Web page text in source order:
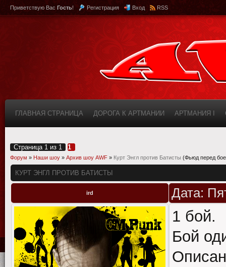
Приветствую Вас Гость! Регистрация Вход RSS
ГЛАВНАЯ СТРАНИЦА ДОРОГА К АРТМАНИИ АРТМАНИЯ I
Страница 1 из 1 1
Форум » Наши шоу » Архив шоу AWF » Курт Энгл против Батисты (Фьюд перед
КУРТ ЭНГЛ ПРОТИВ БАТИСТЫ
ird Дата:
1 бой.
Бой